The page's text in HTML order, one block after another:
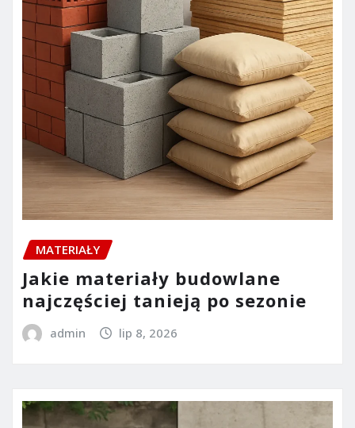
MATERIAŁY
Jakie materiały budowlane
najczęściej tanieją po sezonie
admin lip 8, 2026